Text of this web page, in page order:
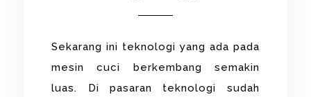
Sekarang ini teknologi yang ada pada
mesin cuci berkembang semakin
luas. Di pasaran teknologi sudah